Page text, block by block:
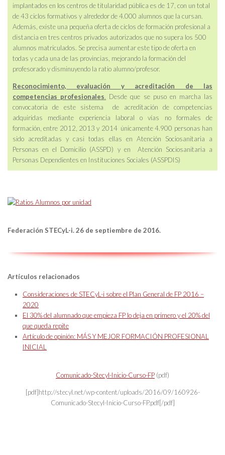
implantados en los centros de titularidad pública es de 17, con un total
de 43 ciclos formativos y alrededor de 4.000 alumnos que la cursan.
Además, existe una pequeña oferta de ciclos de formación profesional a
distancia en tres centros privados autorizados que no supera los 500
alumnos matriculados. Se precisa aumentar este tipo de oferta en
todas y cada una de las provincias, mejorando la formación del
profesorado y disminuyendo la ratio alumno/profesor.
Reconocimiento, evaluación y acreditación de las
competencias profesionales. Desde que se puso en marcha las
convocatoria de este sistema de acreditación de competencias
adquiridas mediante experiencia laboral o vías no formales de
formación, entre 2012, 2013 y 2014 únicamente 4.900 personas han
sido acreditadas y casi todas ellas en Atención Sociosanitaria a
Personas en el Domicilio (ASSPD) y en Atención Sociosanitaria a
Personas Dependientes en Instituciones Sociales (ASSPDIS)
Federación STECyL-i. 26 de septiembre de 2016.
Artículos relacionados
Consideraciones de STECyL-i sobre el Plan General de FP 2016 –
2020
El 30% del alumnado que empieza FP lo deja en primero y el 20% del
que queda repite
Artículo de opinión: MÁS Y MEJOR FORMACIÓN PROFESIONAL
INICIAL
Comunicado-Stecyl-Inicio-Curso-FP (pdf)
[pdf]http://stecyl.net/wp-content/uploads/2016/09/160926-
Comunicado-Stecyl-Inicio-Curso-FP.pdf[/pdf]